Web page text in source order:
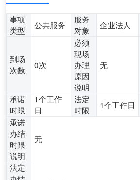
事项
类型
公共服务
服务
对象
企业法人
到场
次数
0次
必须
现场
办理
原因
说明
无
承诺
时限
1个工作
日
法定
时限
1个工作日
承诺
办结
时限
说明
无
法定